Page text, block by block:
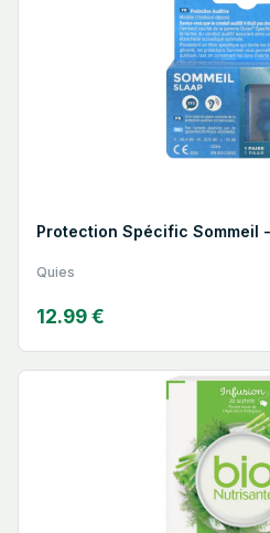
Protection Spécific Sommeil
Quies
12.99 €